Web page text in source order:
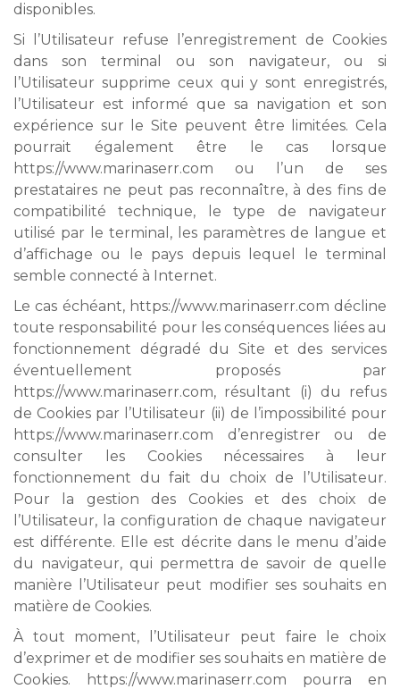
disponibles.
Si l’Utilisateur refuse l’enregistrement de Cookies
dans son terminal ou son navigateur, ou si
l’Utilisateur supprime ceux qui y sont enregistrés,
l’Utilisateur est informé que sa navigation et son
expérience sur le Site peuvent être limitées. Cela
pourrait également être le cas lorsque
https://www.marinaserr.com ou l’un de ses
prestataires ne peut pas reconnaître, à des fins de
compatibilité technique, le type de navigateur
utilisé par le terminal, les paramètres de langue et
d’affichage ou le pays depuis lequel le terminal
semble connecté à Internet.
Le cas échéant, https://www.marinaserr.com décline
toute responsabilité pour les conséquences liées au
fonctionnement dégradé du Site et des services
éventuellement proposés par
https://www.marinaserr.com, résultant (i) du refus
de Cookies par l’Utilisateur (ii) de l’impossibilité pour
https://www.marinaserr.com d’enregistrer ou de
consulter les Cookies nécessaires à leur
fonctionnement du fait du choix de l’Utilisateur.
Pour la gestion des Cookies et des choix de
l’Utilisateur, la configuration de chaque navigateur
est différente. Elle est décrite dans le menu d’aide
du navigateur, qui permettra de savoir de quelle
manière l’Utilisateur peut modifier ses souhaits en
matière de Cookies.
À tout moment, l’Utilisateur peut faire le choix
d’exprimer et de modifier ses souhaits en matière de
Cookies. https://www.marinaserr.com pourra en